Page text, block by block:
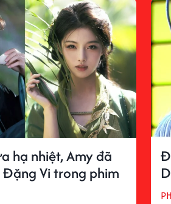
hạ nhiệt, Amy đã
Vi trong phim